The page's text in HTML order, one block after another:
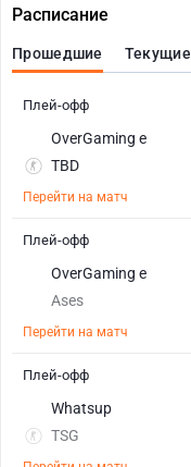
Расписание
Прошедшие Текущие
OverGaming e
TBD
Перейти на матч
Плей-офф
OverGaming e
Ases
Перейти на матч
Плей-офф
Whatsup
TSG
Плей-офф